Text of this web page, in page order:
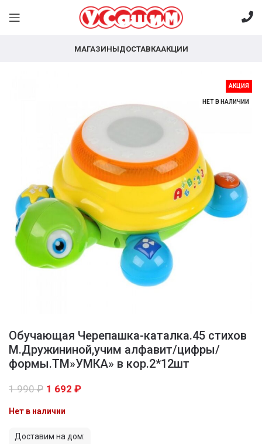
МАГАЗИНЫДОСТАВКААКЦИИ
АКЦИЯ
НЕТ В НАЛИЧИИ
Обучающая Черепашка-каталка.45 стихов
М.Дружининой,учим алфавит/цифры/
формы.ТМ»УМКА» в кор.2*12шт
1 990₽ 1 692 ₽
Нет в наличии
Доставим на дом: